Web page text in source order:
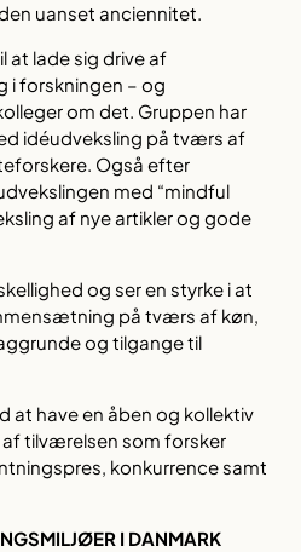
uanset anciennitet.
at lade sig drive af
i forskningen – og
om det. Gruppen har
idéudveksling på tværs af
Også efter
med “mindful
af nye artikler og gode
og ser en styrke i at
på tværs af køn,
og tilgange til
at have en åben og kollektiv
tilværelsen som forsker
konkurrence samt
I DANMARK